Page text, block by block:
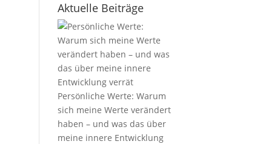
Aktuelle Beiträge
Persönliche Werte: Warum
sich meine Werte verändert
haben – und was das über
meine innere Entwicklung